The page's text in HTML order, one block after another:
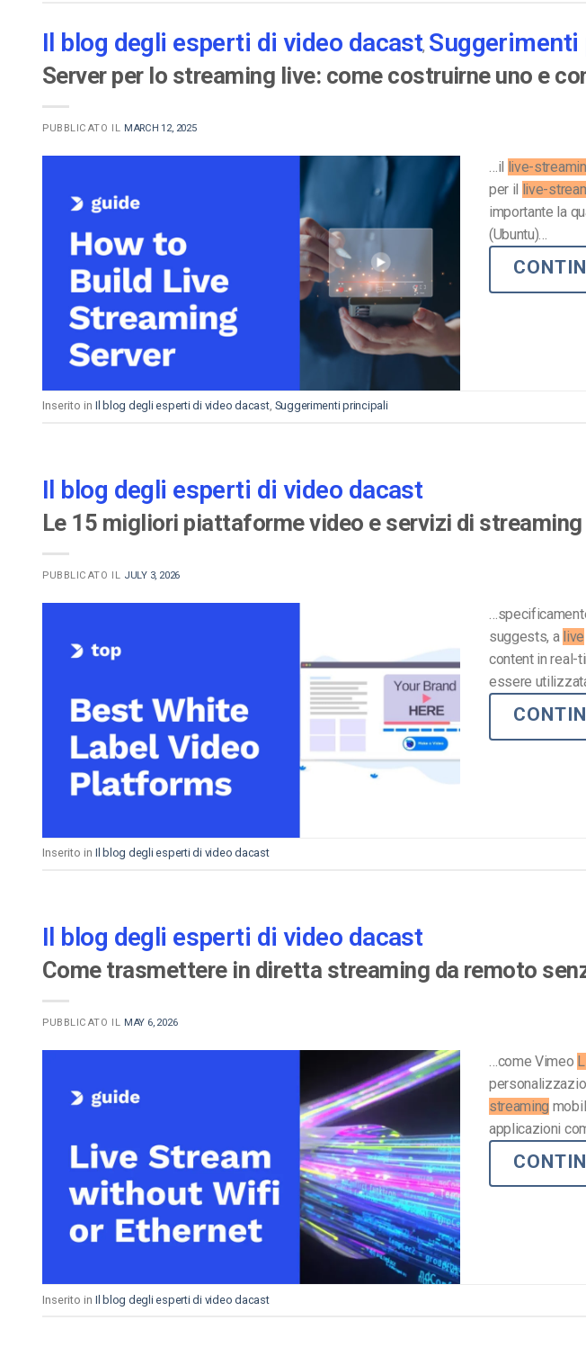
Privacy e Sicurezza
Video Marketing
Il blog degli esperti di video dacast,
Server per lo streaming live: come costruirne uno e
PUBBLICATO IL MARCH 12, 2025
…il live-
per il
live-
importante la
(Ubuntu)…
Inserito in Il blog degli esperti di video dacast, Suggerimenti principali
Il blog degli esperti di video dacast
Le 15 migliori piattaforme video e servizi di
PUBBLICATO IL JULY 3, 2026
suggests, a live
content in real-
essere
Inserito in Il blog degli esperti di video dacast
Il blog degli esperti di video dacast
Come trasmettere in diretta streaming da remoto
PUBBLICATO IL MAY 6, 2026
…come Vimeo
streaming
applicazioni
Inserito in Il blog degli esperti di video dacast